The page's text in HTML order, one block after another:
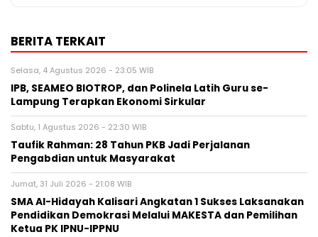
BERITA TERKAIT
Selasa, 4 Agustus 2026 - 23:05 WIB
IPB, SEAMEO BIOTROP, dan Polinela Latih Guru se-
Lampung Terapkan Ekonomi Sirkular
Sabtu, 1 Agustus 2026 - 22:30 WIB
Taufik Rahman: 28 Tahun PKB Jadi Perjalanan
Pengabdian untuk Masyarakat
Jumat, 31 Juli 2026 - 21:08 WIB
SMA Al-Hidayah Kalisari Angkatan 1 Sukses Laksanakan
Pendidikan Demokrasi Melalui MAKESTA dan Pemilihan
Ketua PK IPNU-IPPNU